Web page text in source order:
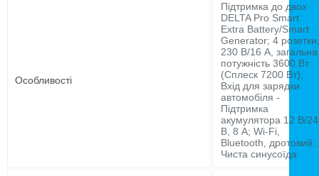
Особливості
Підтримка до двох
DELTA Pro Smart
Extra Battery/Smart
Generator; 4 розетки,
230 В/16 А, загальна
потужність 3600 Вт
(Сплеск 7200 Вт);
Вхід для зарядки
автомобіля -
Підтримка
акумулятора 12 В/24
В, 8 А; Wi-Fi,
Bluetooth, дротовий;
Чиста синусоїда